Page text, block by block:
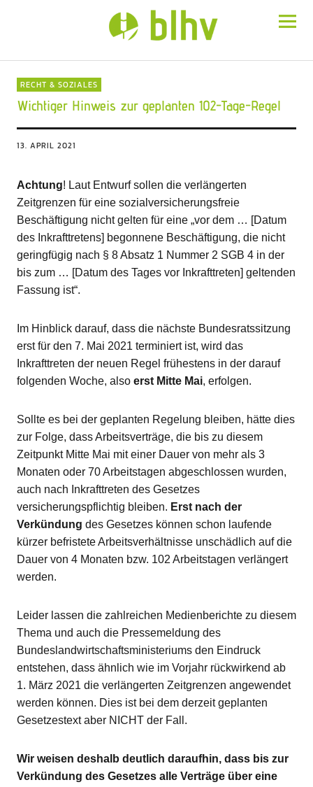
RECHT & SOZIALES
Wichtiger Hinweis zur geplanten 102-Tage-Regel
13. APRIL 2021
Achtung! Laut Entwurf sollen die verlängerten
Zeitgrenzen für eine sozialversicherungsfreie
Beschäftigung nicht gelten für eine „vor dem … [Datum
des Inkrafttretens] begonnene Beschäftigung, die nicht
geringfügig nach § 8 Absatz 1 Nummer 2 SGB 4 in der
bis zum … [Datum des Tages vor Inkrafttreten] geltenden
Fassung ist“.
Im Hinblick darauf, dass die nächste Bundesratssitzung
erst für den 7. Mai 2021 terminiert ist, wird das
Inkrafttreten der neuen Regel frühestens in der darauf
folgenden Woche, also erst Mitte Mai, erfolgen.
Sollte es bei der geplanten Regelung bleiben, hätte dies
zur Folge, dass Arbeitsverträge, die bis zu diesem
Zeitpunkt Mitte Mai mit einer Dauer von mehr als 3
Monaten oder 70 Arbeitstagen abgeschlossen wurden,
auch nach Inkrafttreten des Gesetzes
versicherungspflichtig bleiben. Erst nach der
Verkündung des Gesetzes können schon laufende
kürzer befristete Arbeitsverhältnisse unschädlich auf die
Dauer von 4 Monaten bzw. 102 Arbeitstagen verlängert
werden.
Leider lassen die zahlreichen Medienberichte zu diesem
Thema und auch die Pressemeldung des
Bundeslandwirtschaftsministeriums den Eindruck
entstehen, dass ähnlich wie im Vorjahr rückwirkend ab
1. März 2021 die verlängerten Zeitgrenzen angewendet
werden können. Dies ist bei dem derzeit geplanten
Gesetzestext aber NICHT der Fall.
Wir weisen deshalb deutlich daraufhin, dass bis zur
Verkündung des Gesetzes alle Verträge über eine